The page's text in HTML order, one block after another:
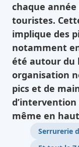
chaque
touristes.
implique des
notamment
été autour du
organisation
pics et de
même en
Serrurerie